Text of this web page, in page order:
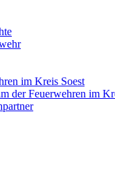
im Kreis Soest
der Feuerwehren im